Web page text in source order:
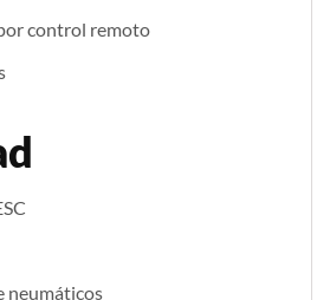
control remoto
neumáticos